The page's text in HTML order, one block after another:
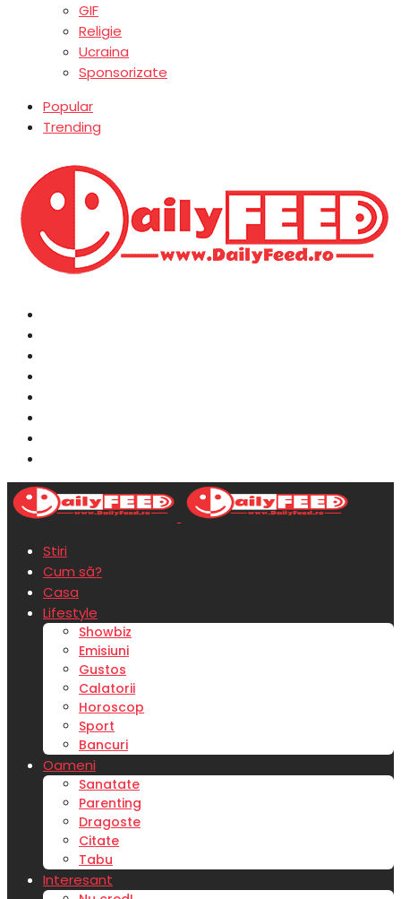
GIF
Religie
Ucraina
Sponsorizate
Popular
Trending
Stiri
Cum să?
Casa
Lifestyle
Showbiz
Emisiuni
Gustos
Calatorii
Horoscop
Sport
Bancuri
Oameni
Sanatate
Parenting
Dragoste
Citate
Tabu
Interesant